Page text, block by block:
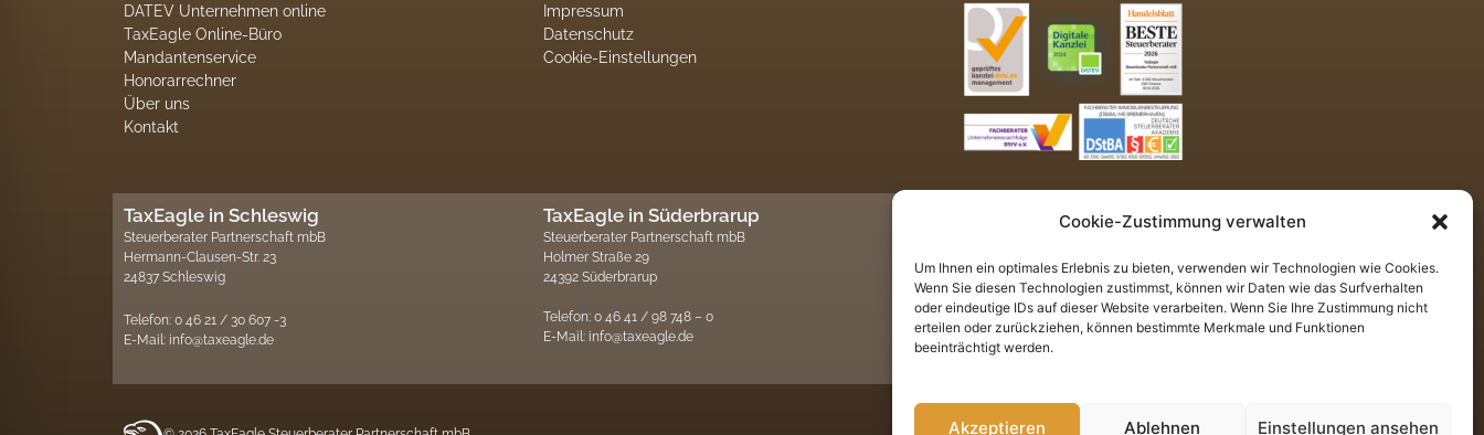
Cookie-Zustimmung verwalten
Um Ihnen ein optimales Erlebnis zu bieten, verwenden wir Technologien wie Cookies.
Wenn Sie diesen Technologien zustimmst, können wir Daten wie das Surfverhalten
oder eindeutige IDs auf dieser Website verarbeiten. Wenn Sie Ihre Zustimmung nicht
erteilen oder zurückziehen, können bestimmte Merkmale und Funktionen
beeinträchtigt werden.
Akzeptieren Ablehnen Einstellungen ansehen
DATEV Unternehmen online
TaxEagle Online-Büro
Mandantenservice
Honorarrechner
Über uns
Kontakt
Impressum
Datenschutz
Cookie-Einstellungen
TaxEagle in Schleswig
Steuerberater Partnerschaft mbB
Hermann-Clausen-Str. 23
24837 Schleswig
Telefon: 0 46 21 / 30 607 -3
E-Mail: info@taxeagle.de
TaxEagle in Süderbrarup
Steuerberater Partnerschaft mbB
Holmer Straße 29
24392 Süderbrarup
Telefon: 0 46 41 / 98 748 – 0
E-Mail: info@taxeagle.de
TaxEagle in Rendsburg
24768 Rendsburg
Telefon: 0 43 31 / 49 86 25 – 0
E-Mail: info@taxeagle.de